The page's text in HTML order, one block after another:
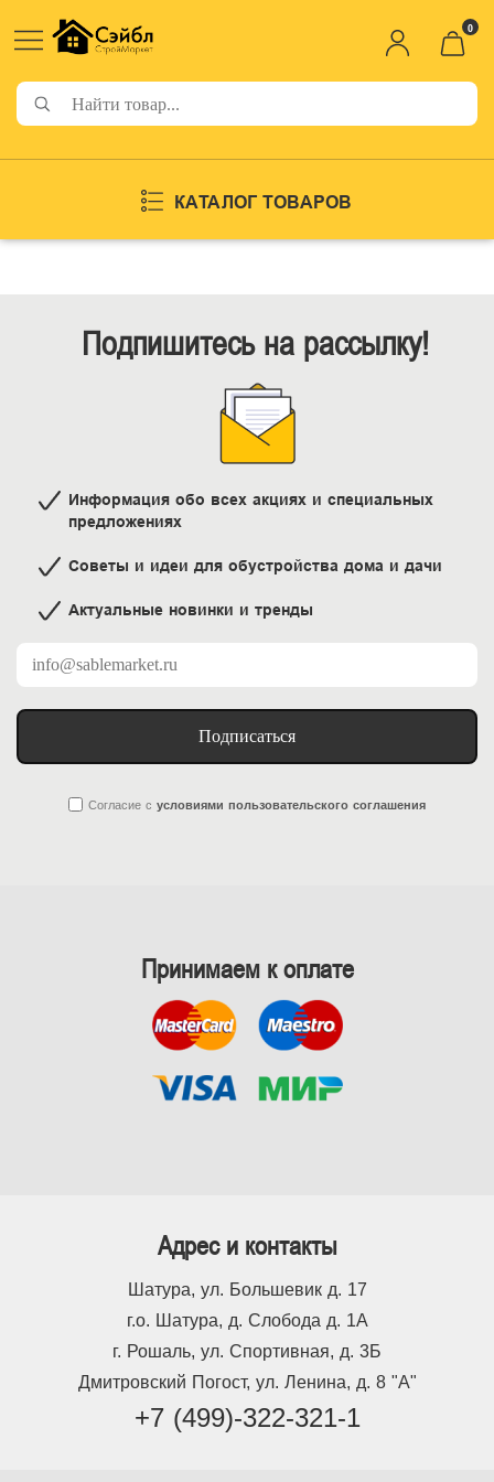
0
КАТАЛОГ ТОВАРОВ
Подпишитесь на рассылку!
Информация обо всех акциях и специальных
предложениях
Советы и идеи для обустройства дома и дачи
Актуальные новинки и тренды
Подписаться
Согласие с условиями пользовательского соглашения
Принимаем к оплате
Адрес и контакты
Шатура, ул. Большевик д. 17
г.о. Шатура, д. Слобода д. 1А
г. Рошаль, ул. Спортивная, д. 3Б
Дмитровский Погост, ул. Ленина, д. 8 "А"
+7 (499)-322-321-1